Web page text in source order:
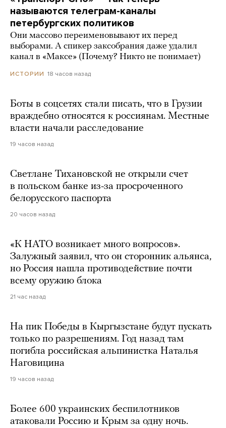
называются телеграм-каналы
петербургских политиков
Они массово переименовывают их перед
выборами. А спикер заксобрания даже удалил
канал в «Максе» (Почему? Никто не понимает)
ИСТОРИИ 18 часов назад
Боты в соцсетях стали писать, что в Грузии
враждебно относятся к россиянам. Местные
власти начали расследование
19 часов назад
Светлане Тихановской не открыли счет
в польском банке из-за просроченного
белорусского паспорта
20 часов назад
«К НАТО возникает много вопросов».
Залужный заявил, что он сторонник альянса,
но Россия нашла противодействие почти
всему оружию блока
21 час назад
На пик Победы в Кыргызстане будут пускать
только по разрешениям. Год назад там
погибла российская альпинистка Наталья
Наговицина
19 часов назад
Более 600 украинских беспилотников
атаковали Россию и Крым за одну ночь.